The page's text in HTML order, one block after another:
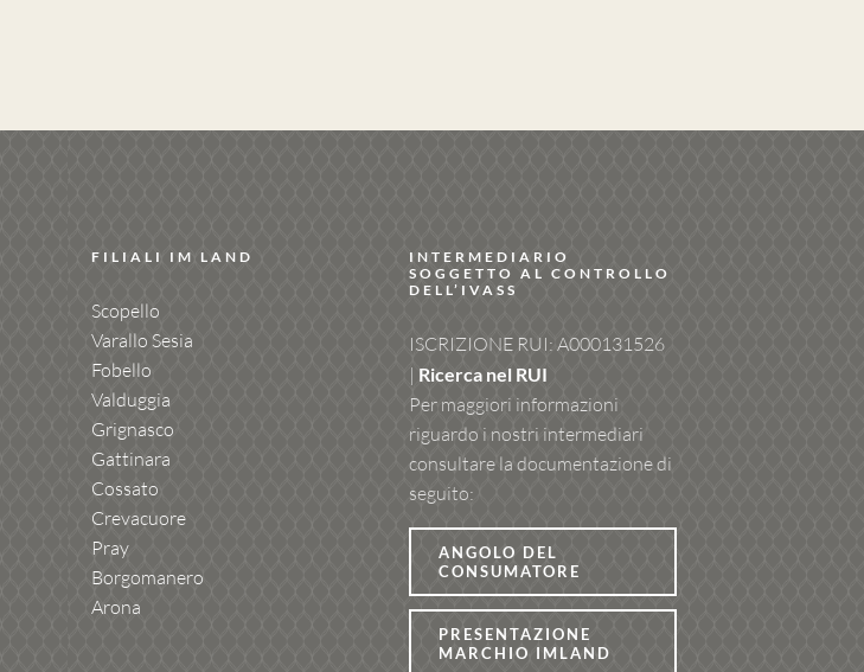
FILIALI IM LAND
Scopello
Varallo Sesia
Fobello
Valduggia
Grignasco
Gattinara
Cossato
Crevacuore
Pray
Borgomanero
Arona
INTERMEDIARIO
SOGGETTO AL CONTROLLO
DELL’IVASS
ISCRIZIONE RUI: A000131526
| Ricerca nel RUI
Per maggiori informazioni
riguardo i nostri intermediari
consultare la documentazione di
seguito:
ANGOLO DEL
CONSUMATORE
PRESENTAZIONE
MARCHIO IMLAND